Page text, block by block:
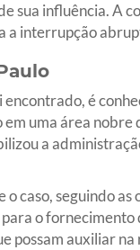
sua influência. A
a interrupção
é
uma área
a
caso, seguindo
o fornecimento
possam auxiliar